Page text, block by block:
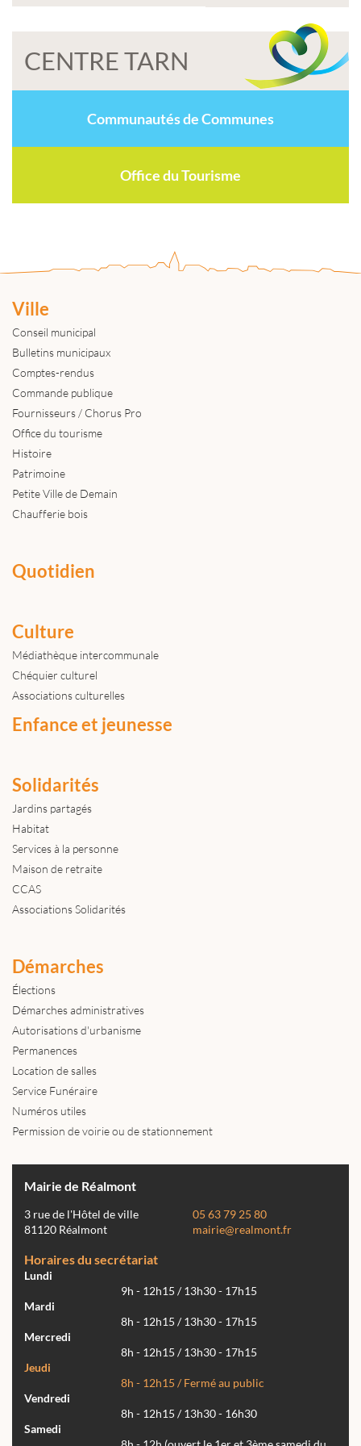
CENTRE TARN
Communautés de Communes
Office du Tourisme
Ville
Conseil municipal
Bulletins municipaux
Comptes-rendus
Commande publique
Fournisseurs / Chorus Pro
Office du tourisme
Histoire
Patrimoine
Petite Ville de Demain
Chaufferie bois
Quotidien
Culture
Médiathèque intercommunale
Chéquier culturel
Associations culturelles
Enfance et jeunesse
Solidarités
Jardins partagés
Habitat
Services à la personne
Maison de retraite
CCAS
Associations Solidarités
Démarches
Élections
Démarches administratives
Autorisations d'urbanisme
Permanences
Location de salles
Service Funéraire
Numéros utiles
Permission de voirie ou de stationnement
Mairie de Réalmont
3 rue de l'Hôtel de ville
81120 Réalmont
05 63 79 25 80
mairie@realmont.fr
Horaires du secrétariat
Lundi
9h - 12h15 / 13h30 - 17h15
Mardi
8h - 12h15 / 13h30 - 17h15
Mercredi
8h - 12h15 / 13h30 - 17h15
Jeudi
8h - 12h15 / Fermé au public
Vendredi
8h - 12h15 / 13h30 - 16h30
Samedi